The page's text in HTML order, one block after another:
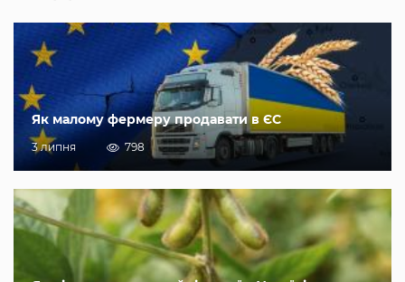
Як малому фермеру продавати в ЄС
3 липня 798